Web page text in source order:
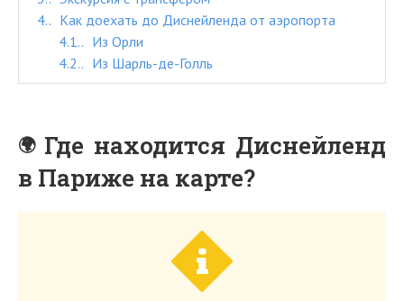
4.
Как доехать до Диснейленда от аэропорта
4.1.
Из Орли
4.2.
Из Шарль-де-Голль
Где находится Диснейленд
в Париже на карте?